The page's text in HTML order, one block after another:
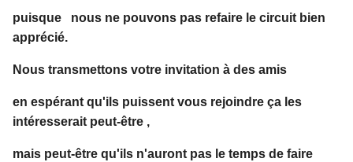
puisque nous ne pouvons pas refaire le circuit bien
apprécié.
Nous transmettons votre invitation à des amis
en espérant qu'ils puissent vous rejoindre ça les
intéresserait peut-être ,
mais peut-être qu'ils n'auront pas le temps de faire